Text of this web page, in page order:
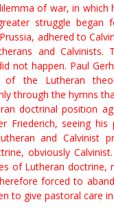
of war, in which
struggle began
adhered to
and Calvinists.
not happen. Paul
of the Lutheran
through the hymns
doctrinal position
Friederich, seeing his
and Calvinist
obviously
of Lutheran doctrine,
forced to
to give pastoral care